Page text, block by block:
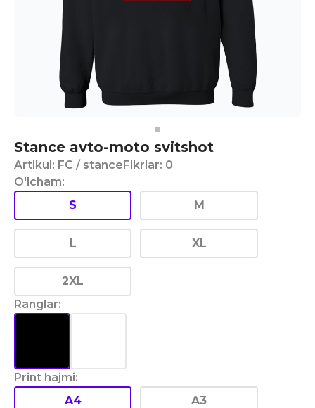
Stance avto-moto svitshot
Artikul: FC / stanceFikrlar: 0
O'lcham:
S
M
L XL
2XL
Ranglar:
Print hajmi:
A4
A3